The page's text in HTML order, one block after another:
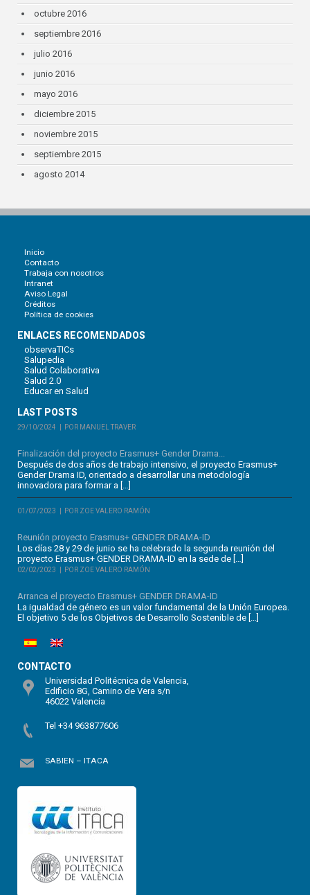
octubre 2016
septiembre 2016
julio 2016
junio 2016
mayo 2016
diciembre 2015
noviembre 2015
septiembre 2015
agosto 2014
Inicio
Contacto
Trabaja con nosotros
Intranet
Aviso Legal
Créditos
Política de cookies
ENLACES RECOMENDADOS
observaTICs
Salupedia
Salud Colaborativa
Salud 2.0
Educar en Salud
LAST POSTS
29/10/2024 POR MANUEL TRAVER
Finalización del proyecto Erasmus+ Gender Drama...
Después de dos años de trabajo intensivo, el proyecto Erasmus+
Gender Drama ID, orientado a desarrollar una metodología
innovadora para formar a […]
01/07/2023 POR ZOE VALERO RAMÓN
Reunión proyecto Erasmus+ GENDER DRAMA-ID
Los días 28 y 29 de junio se ha celebrado la segunda reunión del
proyecto Erasmus+ GENDER DRAMA-ID en la sede de […]
02/02/2023 POR ZOE VALERO RAMÓN
Arranca el proyecto Erasmus+ GENDER DRAMA-ID
La igualdad de género es un valor fundamental de la Unión Europea.
El objetivo 5 de los Objetivos de Desarrollo Sostenible de […]
CONTACTO
Universidad Politécnica de Valencia,
Edificio 8G, Camino de Vera s/n
46022 Valencia
Tel +34 963877606
SABIEN – ITACA